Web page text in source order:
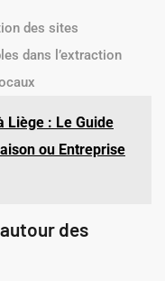
des sites
dans l’extraction
Liège : Le Guide
ou Entreprise
des